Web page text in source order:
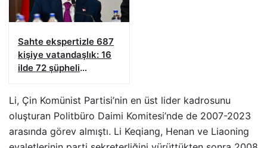
Sahte ekspertizle 687
kişiye vatandaşlık: 16
ilde 72 şüpheli
Li, Çin Komünist Partisi’nin en üst lider kadrosunu
oluşturan Politbüro Daimi Komitesi’nde de 2007-2023
arasında görev almıştı. Li Keqiang, Henan ve Liaoning